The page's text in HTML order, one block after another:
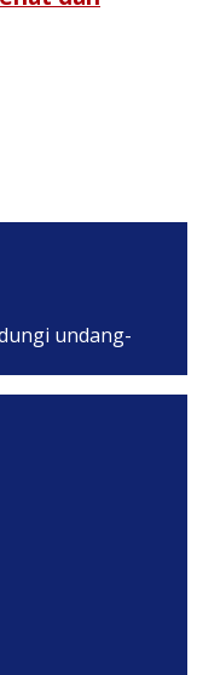
undang-